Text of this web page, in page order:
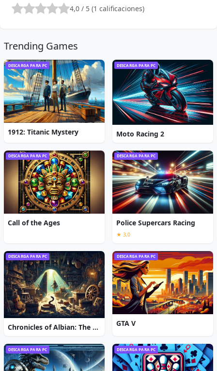
4,0 / 5 (1 calificaciones)
Trending Games
DESCARGA PARA PC
1912: Titanic Mystery
DESCARGA PARA PC
Moto Racing 2
DESCARGA PARA PC
Call of the Ages
DESCARGA PARA PC
Police Supercars Racing
★ 3,0
DESCARGA PARA PC
Chronicles of Albian: The Magic Convention
DESCARGA PARA PC
GTA V
DESCARGA PARA PC DESCARGA PARA PC